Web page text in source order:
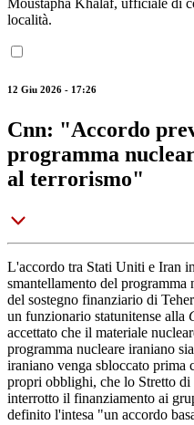
località.
12 Giu 2026 - 17:26
Cnn: "Accordo
programma
al terrorismo"
L'accordo tra Stati Uniti e Iran
smantellamento del programma
del sostegno finanziario di
un funzionario statunitense alla
accettato che il materiale
programma nucleare iraniano
iraniano venga sbloccato prima
propri obblighi, che lo Stretto di
interrotto il finanziamento ai
definito l'intesa "un accordo